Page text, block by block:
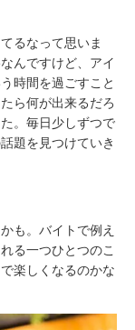
るなって思いま
んですけど、アイ
時間を過ごすこと
ら何が出来るだろ
。毎日少しずつで
題を見つけていき
も。バイトで例え
る一つひとつのこ
楽しくなるのかな